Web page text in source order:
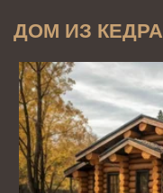
ДОМ ИЗ КЕДРА